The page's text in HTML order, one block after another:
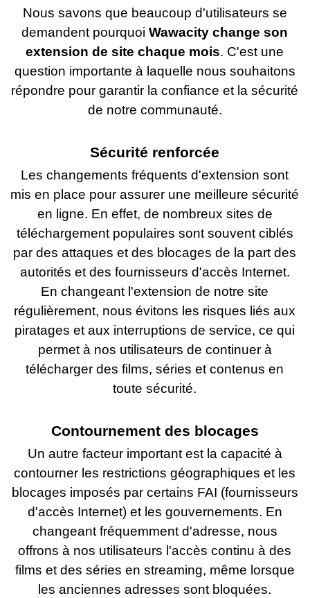
Nous savons que beaucoup d'utilisateurs se
demandent pourquoiWawacity change son
extension de site chaque mois. C'est une
question importante à laquelle nous souhaitons
répondre pour garantir la confiance et la sécurité
de notre communauté.
Sécurité renforcée
Les changements fréquents d'extension sont
mis en place pour assurer une meilleure sécurité
en ligne. En effet, de nombreux sites de
téléchargement populaires sont souvent ciblés
par des attaques et des blocages de la part des
autorités et des fournisseurs d'accès Internet.
En changeant l'extension de notre site
régulièrement, nous évitons les risques liés aux
piratages et aux interruptions de service, ce qui
permet à nos utilisateurs de continuer à
télécharger des films, séries et contenus en
toute sécurité.
Contournement des blocages
Un autre facteur important est la capacité à
contourner les restrictions géographiques et les
blocages imposés par certains FAI (fournisseurs
d'accès Internet) et les gouvernements. En
changeant fréquemment d'adresse, nous
offrons à nos utilisateurs l'accès continu à des
films et des séries en streaming, même lorsque
les anciennes adresses sont bloquées.